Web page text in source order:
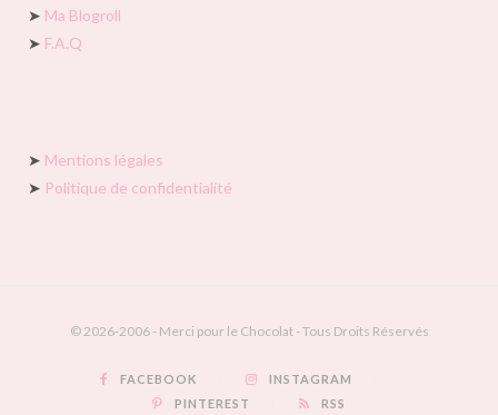
➤ Ma Blogroll
➤ F.A.Q
➤ Mentions légales
➤ Politique de confidentialité
© 2026-2006 - Merci pour le Chocolat - Tous Droits Réservés
FACEBOOK
INSTAGRAM
PINTEREST
RSS